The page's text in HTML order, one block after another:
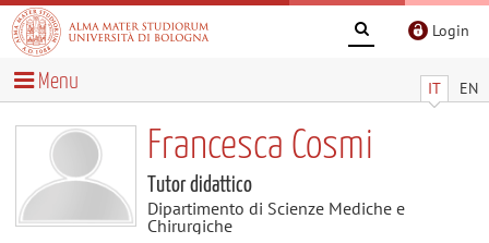
Login
IT EN
Menu
Francesca Cosmi
Tutor didattico
Dipartimento di Scienze Mediche e
Chirurgiche